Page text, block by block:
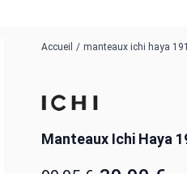
Accueil / manteaux ichi haya
Manteaux Ichi Haya